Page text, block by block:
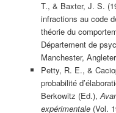
T., & Baxter, J. S.
infractions au code
théorie du
Département de
Manchester,
Petty, R. E., &
probabilité
Berkowitz (Ed.),
expérimentale(Vol.